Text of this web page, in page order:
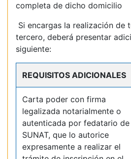
completa de dicho domicilio
Si encargas la realización de
tercero, deberá presentar
siguiente:
REQUISITOS ADICIONALES
Carta poder con firma
legalizada notarialmente o
autenticada por fedatario de
SUNAT, que lo autorice
expresamente a realizar el